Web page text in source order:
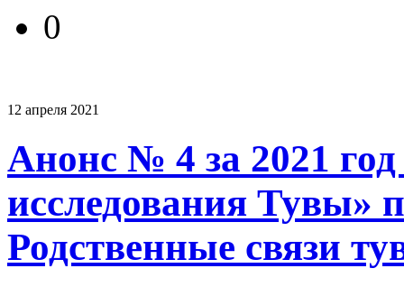
0
12 апреля 2021
Анонс № 4 за 2021
исследования Тувы»
Родственные связи